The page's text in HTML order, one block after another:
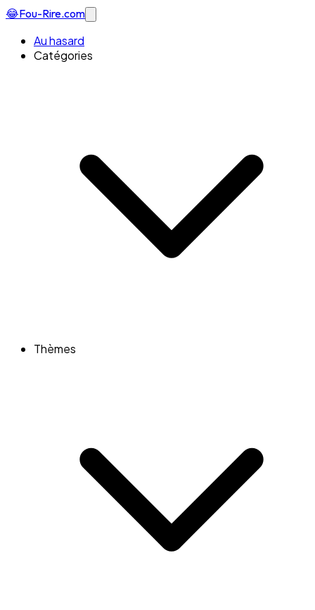
😂Fou-Rire.com
Au hasard
Catégories
Thèmes